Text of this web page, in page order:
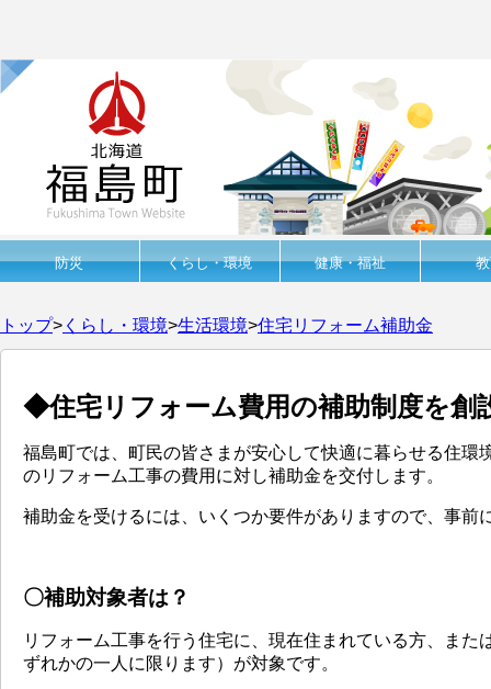
防災 くらし・環境 健康・福祉
トップ> くらし・環境>生活環境>住宅リフォーム補助金
◆住宅リフォーム費用の補助制度を創
福島町では、町民の皆さまが安心して快適に暮らせる住
のリフォーム工事の費用に対し補助金を交付します。
補助金を受けるには、いくつか要件がありますので、事前
〇補助対象者は？
リフォーム工事を行う住宅に、現在住まれている方、ま
ずれかの一人に限ります）が対象です。